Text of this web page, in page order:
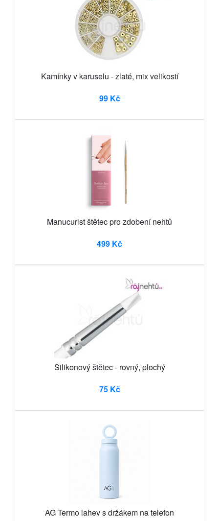
Kamínky v karuselu - zlaté, mix velikostí
99 Kč
Manucurist štětec pro zdobení nehtů
499 Kč
Silikonový štětec - rovný, plochý
75 Kč
AG Termo lahev s držákem na telefon